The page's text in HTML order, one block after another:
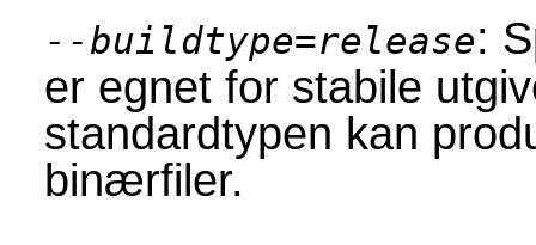
--buildtype=release:
er egnet for stabile
standardtypen kan
binærfiler.